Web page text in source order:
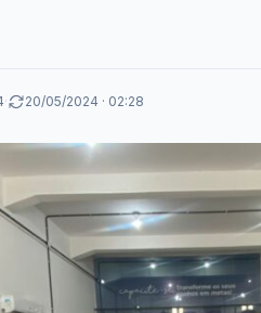
· 20/05/2024 · 02:28